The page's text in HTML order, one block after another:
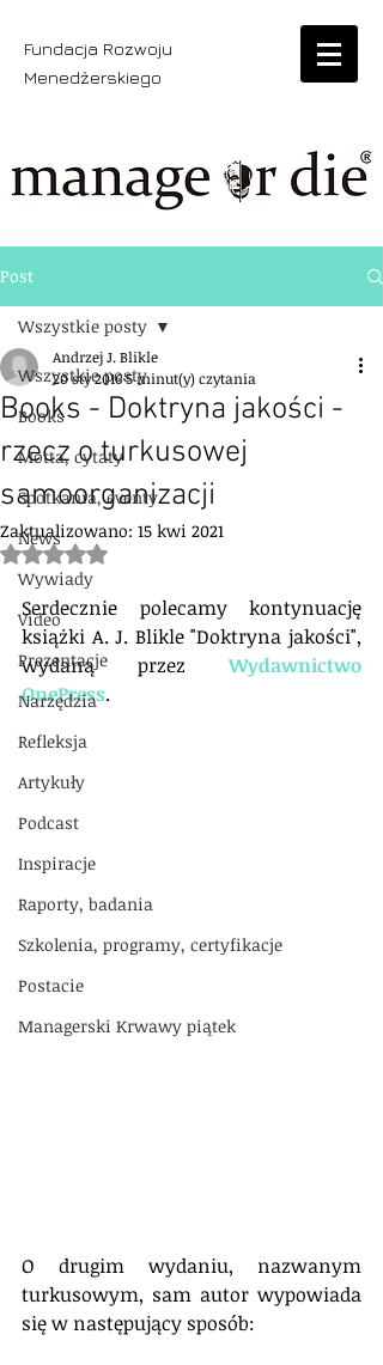
Fundacja Rozwoju
Menedżerskiego
Post
Wszystkie posty
Books
Motta, cytaty
Spotkania, eventy
News
Wywiady
Video
Prezentacje
Narzędzia
Refleksja
Artykuły
Podcast
Inspiracje
Raporty, badania
Szkolenia, programy, certyfikacje
Postacie
Managerski Krwawy piątek
Wszystkie posty
Books - Doktryna jakości -
rzecz o turkusowej
samoorganizacji
Andrzej J. Blikle
20 sty 20165 minut(y) czytania
Zaktualizowano: 15 kwi 2021
Oceniono na NaN z 5 gwiazdek.
Serdecznie polecamy kontynuację
książki A. J. Blikle "Doktryna jakości",
wydaną przez Wydawnictwo
OnePress.
O drugim wydaniu, nazwanym
turkusowym, sam autor wypowiada
się w następujący sposób: